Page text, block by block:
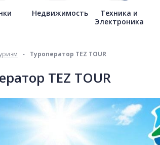
Недвижимость
Техника и
Электроника
- Туроператор TEZ TOUR
TEZ TOUR